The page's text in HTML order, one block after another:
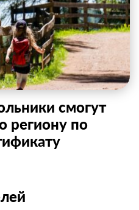
смогут
региону по